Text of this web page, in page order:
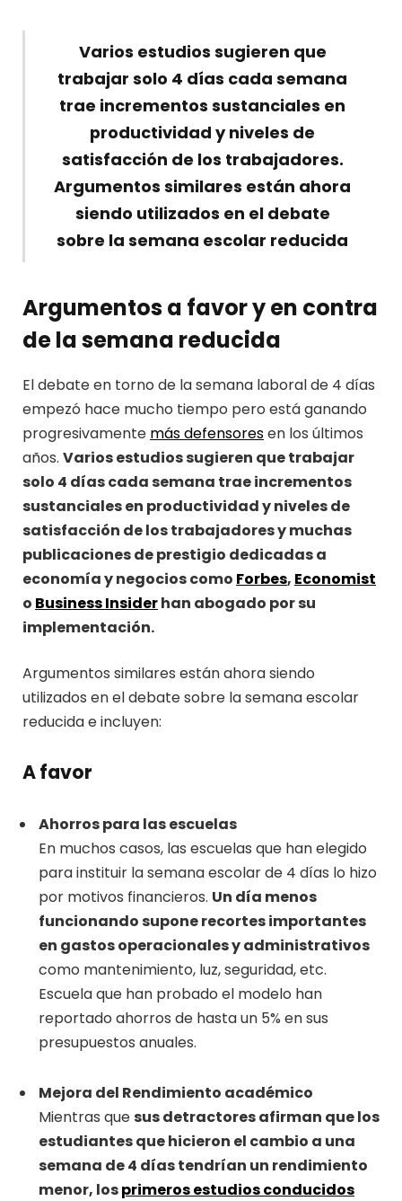
Varios estudios sugieren que
trabajar solo 4 días cada semana
trae incrementos sustanciales en
productividad y niveles de
satisfacción de los trabajadores.
Argumentos similares están ahora
siendo utilizados en el debate
sobre la semana escolar reducida
Argumentos a favor y en contra
de la semana reducida
El debate en torno de la semana laboral de 4 días
empezó hace mucho tiempo pero está ganando
progresivamente más defensoresen los últimos
años. Varios estudios sugieren que trabajar
solo 4 días cada semana trae incrementos
sustanciales en productividad y niveles de
satisfacción de los trabajadores y muchas
publicaciones de prestigio dedicadas a
economía y negocios como Forbes, Economist
o Business Insiderhan abogado por su
implementación.
Argumentos similares están ahora siendo
utilizados en el debate sobre la semana escolar
reducida e incluyen:
A favor
Ahorros para las escuelas
En muchos casos, las escuelas que han elegido
para instituir la semana escolar de 4 días lo hizo
por motivos financieros. Un día menos
funcionando supone recortes importantes
en gastos operacionales y administrativos
como mantenimiento, luz, seguridad, etc.
Escuela que han probado el modelo han
reportado ahorros de hasta un 5% en sus
presupuestos anuales.
Mejora del Rendimiento académico
Mientras quesus detractores afirman que los
estudiantes que hicieron el cambio a una
semana de 4 días tendrían un rendimiento
menor, losprimeros estudios conducidos